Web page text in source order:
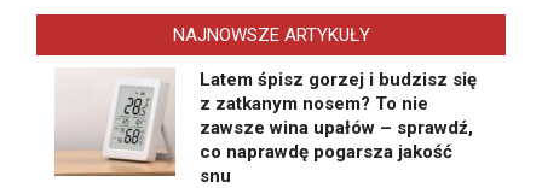
NAJNOWSZE ARTYKUŁY
Latem śpisz gorzej i budzisz się
z zatkanym nosem? To nie
zawsze wina upałów – sprawdź,
co naprawdę pogarsza jakość
snu